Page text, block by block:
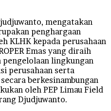
mengatakan
penghargaan
KLHK kepada perusahaan
Emas yang diraih
lingkungan
perusahaan serta
berkesinambungan
oleh PEP Limau Field
Djudjuwanto.